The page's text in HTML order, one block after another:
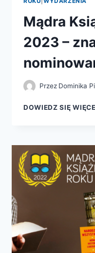
Mądra
2023 –
Przez Dominika
DOWIEDZ SIĘ